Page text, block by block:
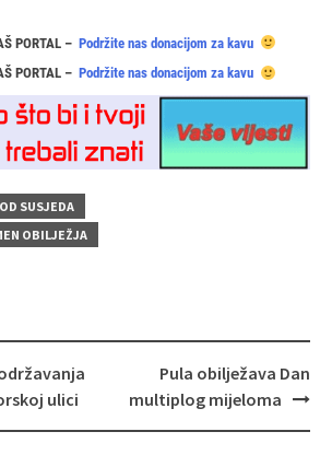
PORTAL – Podržite nas donacijom za kavu
PORTAL – Podržite nas donacijom za kavu
SUSJEDA
OBILJEŽJA
ulici
Pula obilježava Dan
multiplog mijeloma